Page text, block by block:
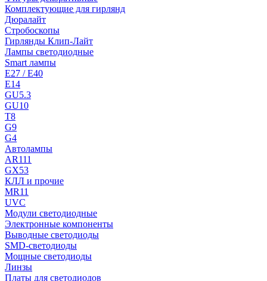
Комплектующие для гирлянд
Дюралайт
Стробоскопы
Гирлянды Клип-Лайт
Лампы светодиодные
Smart лампы
E27 / E40
E14
GU5.3
GU10
T8
G9
G4
Автолампы
AR111
GX53
КЛЛ и прочие
MR11
UVC
Модули светодиодные
Электронные компоненты
Выводные светодиоды
SMD-светодиоды
Мощные светодиоды
Линзы
Платы для светодиодов